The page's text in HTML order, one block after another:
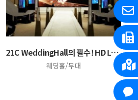
21C WeddingHall의 필수! HD LED스크린
웨딩홀/무대